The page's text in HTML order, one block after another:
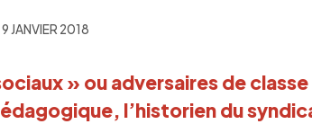
9 JANVIER 2018
» ou adversaires de classe
l’historien du